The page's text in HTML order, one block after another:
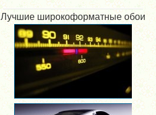
Лучшие широкоформатные обои